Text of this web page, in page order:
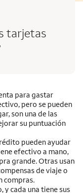
tarjetas
para gastar
pero se pueden
son una de las
su puntuación
pueden ayudar
efectivo a mano,
grande. Otras usan
de viaje o
compras.
cada una tiene sus